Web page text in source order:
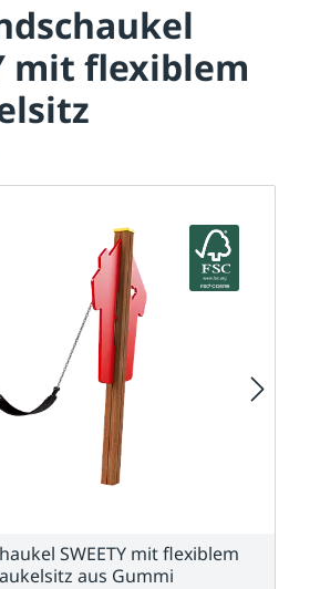
mit flexiblem
SWEETY mit flexiblem
aus Gummi